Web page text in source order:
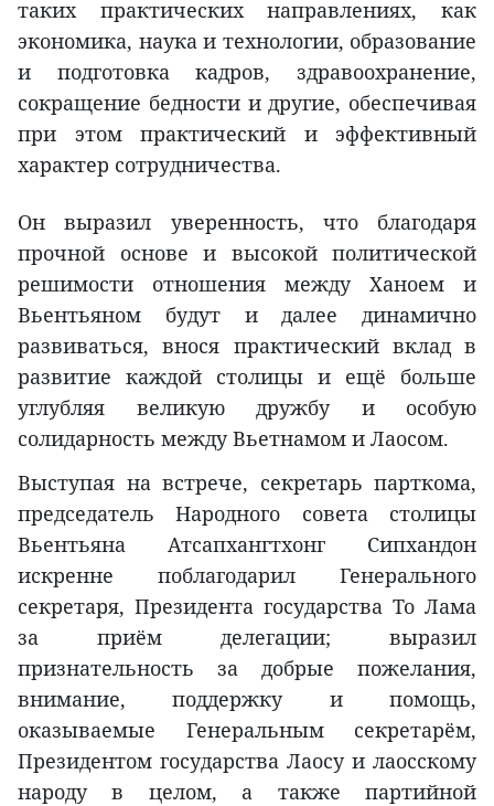
таких практических направлениях, как
экономика, наука и технологии, образование
и подготовка кадров, здравоохранение,
сокращение бедности и другие, обеспечивая
при этом практический и эффективный
характер сотрудничества.
Он выразил уверенность, что благодаря
прочной основе и высокой политической
решимости отношения между Ханоем и
Вьентьяном будут и далее динамично
развиваться, внося практический вклад в
развитие каждой столицы и ещё больше
углубляя великую дружбу и особую
солидарность между Вьетнамом и Лаосом.
Выступая на встрече, секретарь парткома,
председатель Народного совета столицы
Вьентьяна Атсапхангтхонг Сипхандон
искренне поблагодарил Генерального
секретаря, Президента государства То Лама
за приём делегации; выразил
признательность за добрые пожелания,
внимание, поддержку и помощь,
оказываемые Генеральным секретарём,
Президентом государства Лаосу и лаосскому
народу в целом, а также партийной